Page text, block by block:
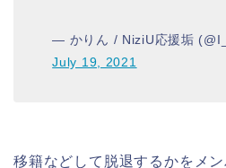
— かりん / NiziU応援垢
July 19, 2021
移籍などして脱退するかをメ